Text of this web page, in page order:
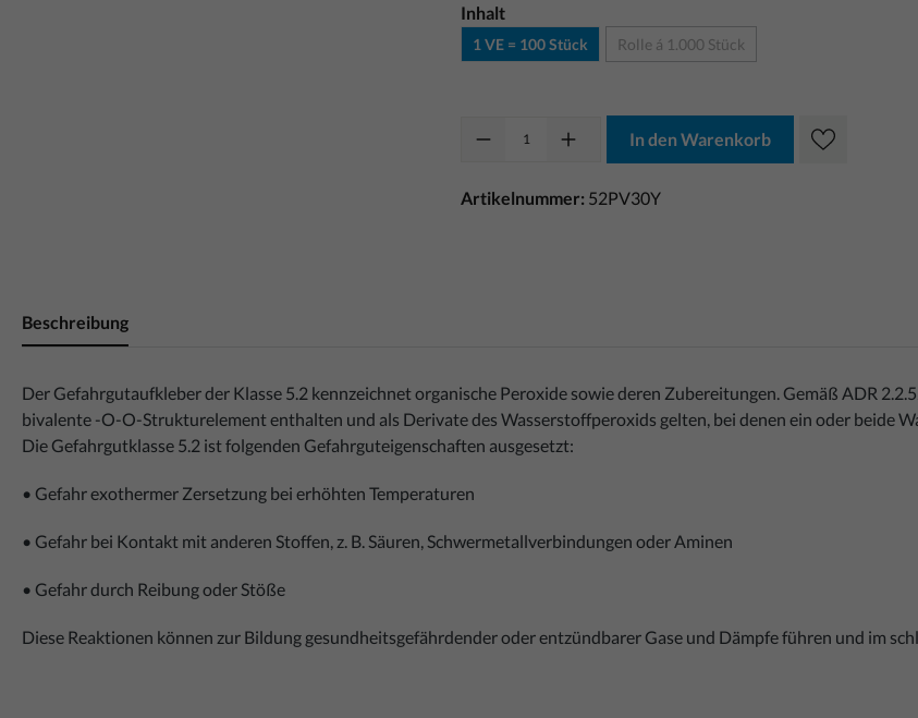
Inhalt
1 VE = 100 Stück Rolle á 1.000 Stück
In den Warenkorb
Artikelnummer: 52PV30Y
Beschreibung
Der Gefahrgutaufkleber der Klasse 5.2 kennzeichnet organische Peroxide sowie deren Zubereitungen. Gemäß ADR
bivalente -O-O-Strukturelement enthalten und als Derivate des Wasserstoffperoxids gelten, bei denen ein oder beide
Die Gefahrgutklasse 5.2 ist folgenden Gefahrguteigenschaften ausgesetzt:
• Gefahr exothermer Zersetzung bei erhöhten Temperaturen
• Gefahr bei Kontakt mit anderen Stoffen, z. B. Säuren, Schwermetallverbindungen oder Aminen
• Gefahr durch Reibung oder Stöße
Diese Reaktionen können zur Bildung gesundheitsgefährdender oder entzündbarer Gase und Dämpfe führen und im